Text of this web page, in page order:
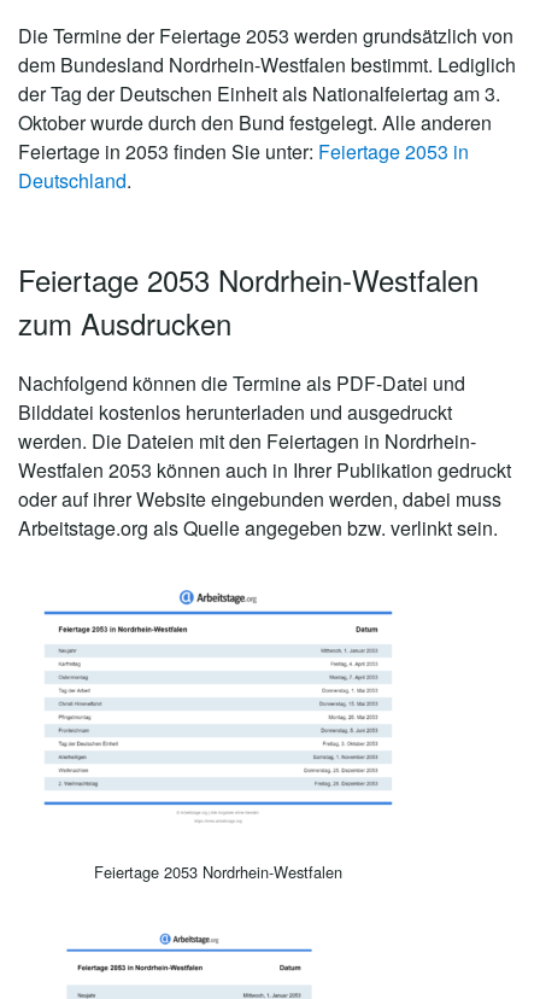
Die Termine der Feiertage 2053 werden grundsätzlich von
dem Bundesland Nordrhein-Westfalen bestimmt. Lediglich
der Tag der Deutschen Einheit als Nationalfeiertag am 3.
Oktober wurde durch den Bund festgelegt. Alle anderen
Feiertage in 2053 finden Sie unter: Feiertage 2053 in
Deutschland.
Feiertage 2053 Nordrhein-Westfalen
zum Ausdrucken
Nachfolgend können die Termine als PDF-Datei und
Bilddatei kostenlos herunterladen und ausgedruckt
werden. Die Dateien mit den Feiertagen in Nordrhein-
Westfalen 2053 können auch in Ihrer Publikation gedruckt
oder auf ihrer Website eingebunden werden, dabei muss
Arbeitstage.org als Quelle angegeben bzw. verlinkt sein.
Feiertage 2053 Nordrhein-Westfalen